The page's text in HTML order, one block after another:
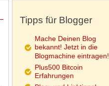
Tipps für Blogger
Mache Deinen Blog
bekannt! Jetzt in die
Blogmachine eintragen!
Plus500 Bitcoin
Erfahrungen